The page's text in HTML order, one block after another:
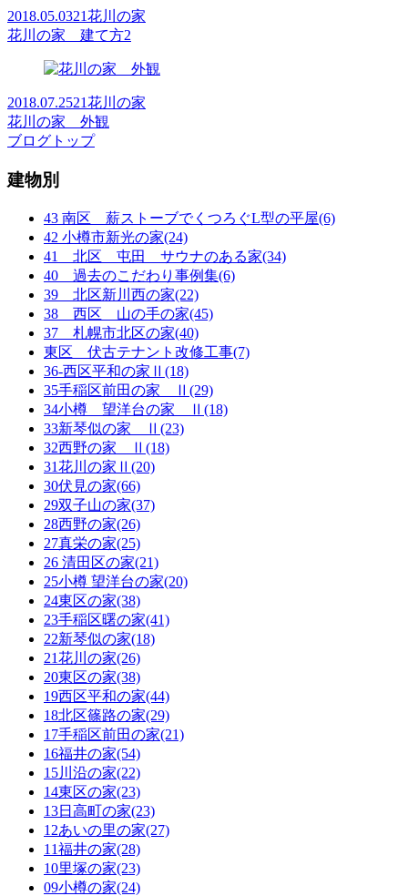
2018.05.0321花川の家
花川の家 建て方2
2018.07.2521花川の家
花川の家 外観
ブログトップ
建物別
43 南区 薪ストーブでくつろぐL型の平屋(6)
42 小樽市新光の家(24)
41 北区 屯田 サウナのある家(34)
40 過去のこだわり事例集(6)
39 北区新川西の家(22)
38 西区 山の手の家(45)
37 札幌市北区の家(40)
東区 伏古テナント改修工事(7)
36-西区平和の家Ⅱ(18)
35手稲区前田の家 Ⅱ(29)
34小樽 望洋台の家 Ⅱ(18)
33新琴似の家 Ⅱ(23)
32西野の家 Ⅱ(18)
31花川の家Ⅱ(20)
30伏見の家(66)
29双子山の家(37)
28西野の家(26)
27真栄の家(25)
26 清田区の家(21)
25小樽 望洋台の家(20)
24東区の家(38)
23手稲区曙の家(41)
22新琴似の家(18)
21花川の家(26)
20東区の家(38)
19西区平和の家(44)
18北区篠路の家(29)
17手稲区前田の家(21)
16福井の家(54)
15川沿の家(22)
14東区の家(23)
13日高町の家(23)
12あいの里の家(27)
11福井の家(28)
10里塚の家(23)
09小樽の家(24)